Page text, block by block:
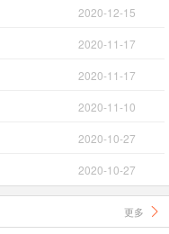
2020-12-15
2020-11-17
2020-11-17
2020-11-10
2020-10-27
2020-10-27
更多 